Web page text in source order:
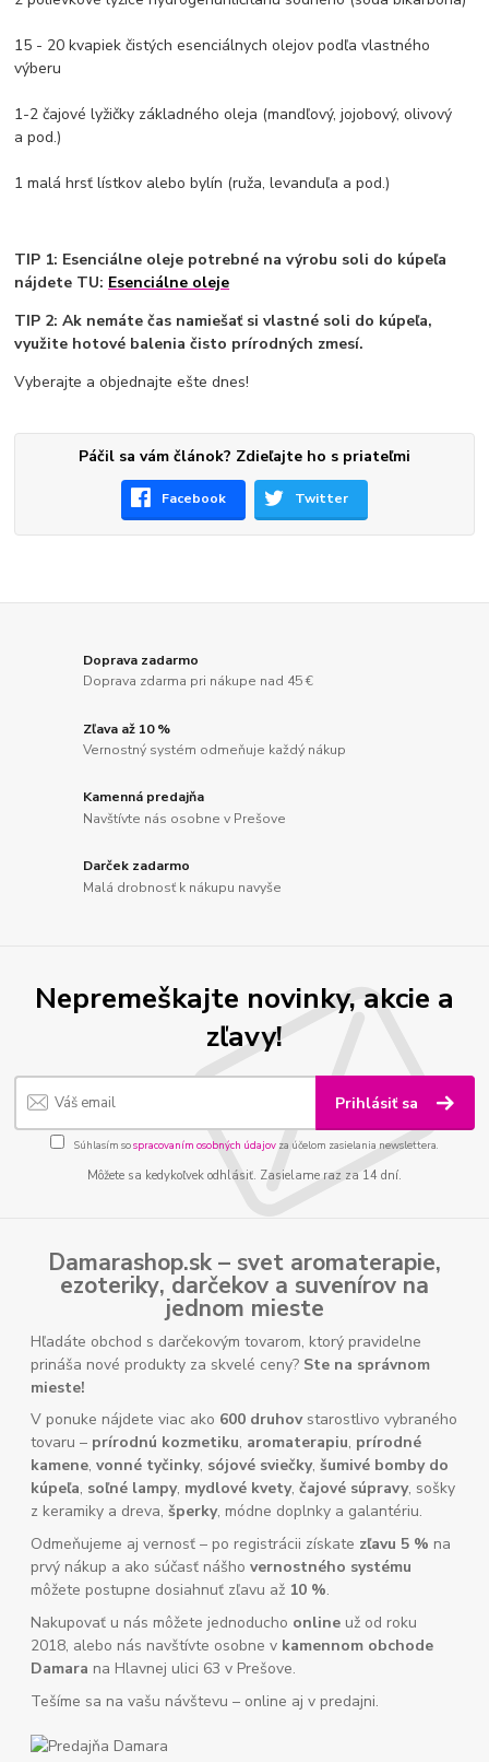
15 - 20 kvapiek čistých esenciálnych olejov podľa vlastného
výberu
1-2 čajové lyžičky základného oleja (mandľový, jojobový, olivový
a pod.)
1 malá hrsť lístkov alebo bylín (ruža, levanduľa a pod.)
TIP 1: Esenciálne oleje potrebné na výrobu soli do kúpeľa
nájdete TU: Esenciálne oleje
TIP 2: Ak nemáte čas namiešať si vlastné soli do kúpeľa,
využite hotové balenia čisto prírodných zmesí.
Vyberajte a objednajte ešte dnes!
Páčil sa vám článok? Zdieľajte ho s priateľmi
Facebook Twitter
Doprava zadarmo
Doprava zdarma pri nákupe nad 45 €
Zľava až 10 %
Vernostný systém odmeňuje každý nákup
Kamenná predajňa
Navštívte nás osobne v Prešove
Darček zadarmo
Malá drobnosť k nákupu navyše
Nepremeškajte novinky, akcie a
zľavy!
Prihlásiť sa
Súhlasím sospracovaním osobných údajov za účelom zasielania newslettera.
Môžete sa kedykoľvek odhlásiť. Zasielame raz za 14 dní.
Damarashop.sk – svet aromaterapie,
ezoteriky, darčekov a suvenírov na
jednom mieste
Hľadáte obchod s darčekovým tovarom, ktorý pravidelne
prináša nové produkty za skvelé ceny? Ste na správnom
mieste!
V ponuke nájdete viac ako 600 druhovstarostlivo vybraného
tovaru – prírodnú kozmetiku, aromaterapiu, prírodné
kamene,vonné tyčinky, sójové sviečky,šumivé bomby do
kúpeľa, soľné lampy, mydlové kvety,čajové súpravy, sošky
z keramiky a dreva,šperky, módne doplnky a galantériu.
Odmeňujeme aj vernosť – po registrácii získate zľavu 5 % na
prvý nákup a ako súčasť nášhovernostného systému
môžete postupne dosiahnuť zľavu až 10 %.
Nakupovať u nás môžete jednoducho online už od roku
2018, alebo nás navštívte osobne v kamennom obchode
Damara na Hlavnej ulici 63 v Prešove.
Tešíme sa na vašu návštevu – online aj v predajni.